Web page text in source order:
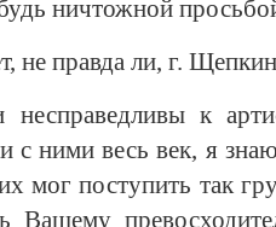
ничтожной
не правда ли, г.
к
с ними весь век, я
мог поступить так
Вашему